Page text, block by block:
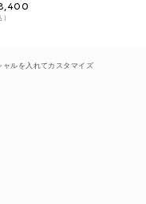
ャルを入れてカスタマイズ